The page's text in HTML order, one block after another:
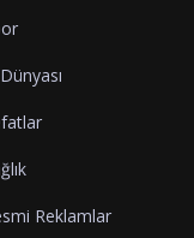
Reklamlar